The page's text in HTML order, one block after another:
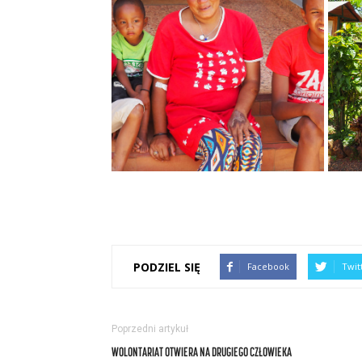
PODZIEL SIĘ Facebook
Poprzedni artykuł
WOLONTARIAT OTWIERA NA DRUGIEGO CZŁOWIEKA